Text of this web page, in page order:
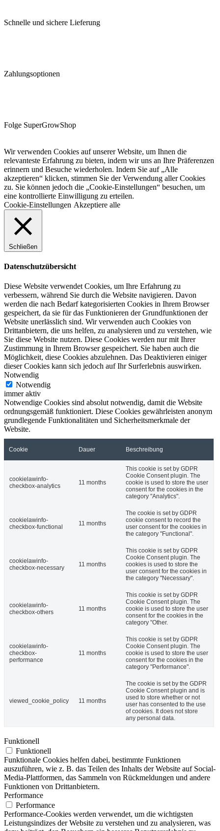
Schnelle und sichere Lieferung
Zahlungsoptionen
Folge SuperGrowShop
Wir verwenden Cookies auf unserer Website, um Ihnen die
relevanteste Erfahrung zu bieten, indem wir uns an Ihre Präferenzen
erinnern und Besuche wiederholen. Indem Sie auf „Alle
akzeptieren“ klicken, stimmen Sie der Verwendung aller Cookies
zu. Sie können jedoch die „Cookie-Einstellungen“ besuchen, um
eine kontrollierte Einwilligung zu erteilen.
Cookie-Einstellungen Akzeptiere alle
Schließen
Datenschutzübersicht
Diese Website verwendet Cookies, um Ihre Erfahrung zu
verbessern, während Sie durch die Website navigieren. Davon
werden die nach Bedarf kategorisierten Cookies in Ihrem Browser
gespeichert, da sie für das Funktionieren der Grundfunktionen der
Website unerlässlich sind. Wir verwenden auch Cookies von
Drittanbietern, die uns helfen, zu analysieren und zu verstehen, wie
Sie diese Website nutzen. Diese Cookies werden nur mit Ihrer
Zustimmung in Ihrem Browser gespeichert. Sie haben auch die
Möglichkeit, diese Cookies abzulehnen. Das Deaktivieren einiger
dieser Cookies kann sich jedoch auf Ihr Surferlebnis auswirken.
Notwendig
Notwendig
immer aktiv
Notwendige Cookies sind absolut notwendig, damit die Website
ordnungsgemäß funktioniert. Diese Cookies gewährleisten anonym
grundlegende Funktionalitäten und Sicherheitsmerkmale der
Website.
Cookie Dauer Beschreibung
cookielawinfo-
checkbox-analytics
11 months
This cookie is set by GDPR
Cookie Consent plugin. The
cookie is used to store the user
consent for the cookies in the
category "Analytics".
cookielawinfo-
checkbox-functional
11 months
The cookie is set by GDPR
cookie consent to record the
user consent for the cookies in
the category "Functional".
cookielawinfo-
checkbox-necessary
11 months
This cookie is set by GDPR
Cookie Consent plugin. The
cookies is used to store the
user consent for the cookies in
the category "Necessary".
cookielawinfo-
checkbox-others
11 months
This cookie is set by GDPR
Cookie Consent plugin. The
cookie is used to store the user
consent for the cookies in the
category "Other.
cookielawinfo-
checkbox-
performance
11 months
This cookie is set by GDPR
Cookie Consent plugin. The
cookie is used to store the user
consent for the cookies in the
category "Performance".
viewed_cookie_policy 11 months
The cookie is set by the GDPR
Cookie Consent plugin and is
used to store whether or not
user has consented to the use
of cookies. It does not store
any personal data.
Funktionell
Funktionell
Funktionale Cookies helfen dabei, bestimmte Funktionen
auszuführen, wie z. B. das Teilen des Inhalts der Website auf Social-
Media-Plattformen, das Sammeln von Rückmeldungen und andere
Funktionen von Drittanbietern.
Performance
Performance
Performance-Cookies werden verwendet, um die wichtigsten
Leistungsindizes der Website zu verstehen und zu analysieren, was